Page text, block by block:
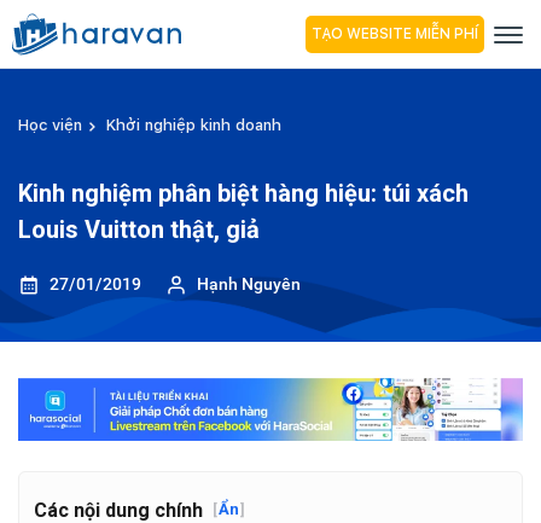
TẠO WEBSITE MIỄN PHÍ
Học viện Khởi nghiệp kinh doanh
Kinh nghiệm phân biệt hàng hiệu: túi xách
Louis Vuitton thật, giả
27/01/2019 Hạnh Nguyên
Các nội dung chính [Ẩn]